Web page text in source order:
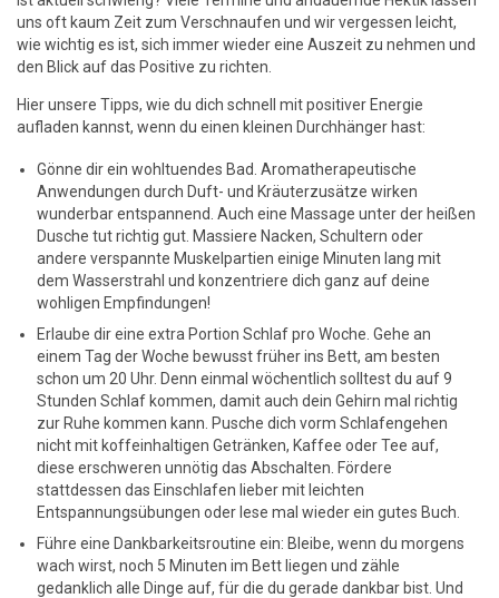
uns oft kaum Zeit zum Verschnaufen und wir vergessen leicht,
wie wichtig es ist, sich immer wieder eine Auszeit zu nehmen und
den Blick auf das Positive zu richten.
Hier unsere Tipps, wie du dich schnell mit positiver Energie
aufladen kannst, wenn du einen kleinen Durchhänger hast:
Gönne dir ein wohltuendes Bad. Aromatherapeutische
Anwendungen durch Duft- und Kräuterzusätze wirken
wunderbar entspannend. Auch eine Massage unter der heißen
Dusche tut richtig gut. Massiere Nacken, Schultern oder
andere verspannte Muskelpartien einige Minuten lang mit
dem Wasserstrahl und konzentriere dich ganz auf deine
wohligen Empfindungen!
Erlaube dir eine extra Portion Schlaf pro Woche. Gehe an
einem Tag der Woche bewusst früher ins Bett, am besten
schon um 20 Uhr. Denn einmal wöchentlich solltest du auf 9
Stunden Schlaf kommen, damit auch dein Gehirn mal richtig
zur Ruhe kommen kann. Pusche dich vorm Schlafengehen
nicht mit koffeinhaltigen Getränken, Kaffee oder Tee auf,
diese erschweren unnötig das Abschalten. Fördere
stattdessen das Einschlafen lieber mit leichten
Entspannungsübungen oder lese mal wieder ein gutes Buch.
Führe eine Dankbarkeitsroutine ein: Bleibe, wenn du morgens
wach wirst, noch 5 Minuten im Bett liegen und zähle
gedanklich alle Dinge auf, für die du gerade dankbar bist. Und